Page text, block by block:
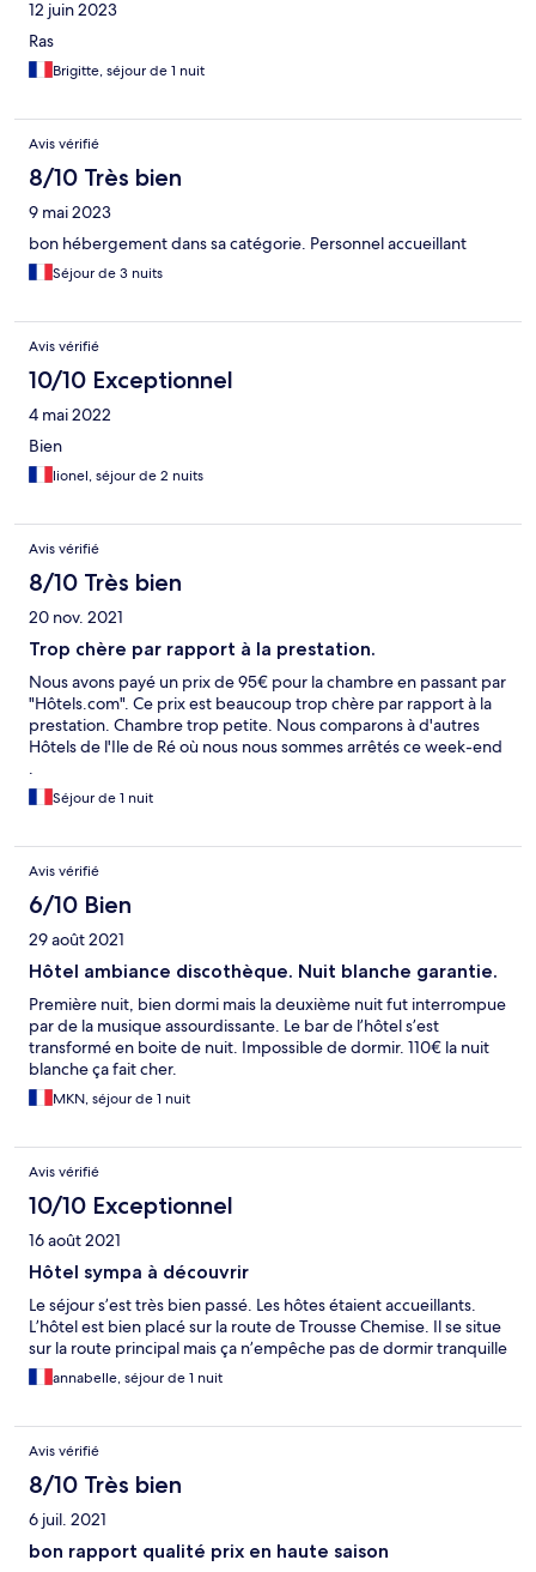
12 juin 2023
Ras
Brigitte, séjour de 1 nuit
Avis vérifié
8/10 Très bien
9 mai 2023
bon hébergement dans sa catégorie. Personnel accueillant
Séjour de 3 nuits
Avis vérifié
10/10 Exceptionnel
4 mai 2022
Bien
lionel, séjour de 2 nuits
Avis vérifié
8/10 Très bien
20 nov. 2021
Trop chère par rapport à la prestation.
Nous avons payé un prix de 95€ pour la chambre en passant par
"Hôtels.com". Ce prix est beaucoup trop chère par rapport à la
prestation. Chambre trop petite. Nous comparons à d'autres
Hôtels de l'Ile de Ré où nous nous sommes arrêtés ce week-end
.
Séjour de 1 nuit
Avis vérifié
6/10 Bien
29 août 2021
Hôtel ambiance discothèque. Nuit blanche garantie.
Première nuit, bien dormi mais la deuxième nuit fut interrompue
par de la musique assourdissante. Le bar de l’hôtel s’est
transformé en boite de nuit. Impossible de dormir. 110€ la nuit
blanche ça fait cher.
MKN, séjour de 1 nuit
Avis vérifié
10/10 Exceptionnel
16 août 2021
Hôtel sympa à découvrir
Le séjour s’est très bien passé. Les hôtes étaient accueillants.
L’hôtel est bien placé sur la route de Trousse Chemise. Il se situe
sur la route principal mais ça n’empêche pas de dormir tranquille
annabelle, séjour de 1 nuit
Avis vérifié
8/10 Très bien
6 juil. 2021
bon rapport qualité prix en haute saison